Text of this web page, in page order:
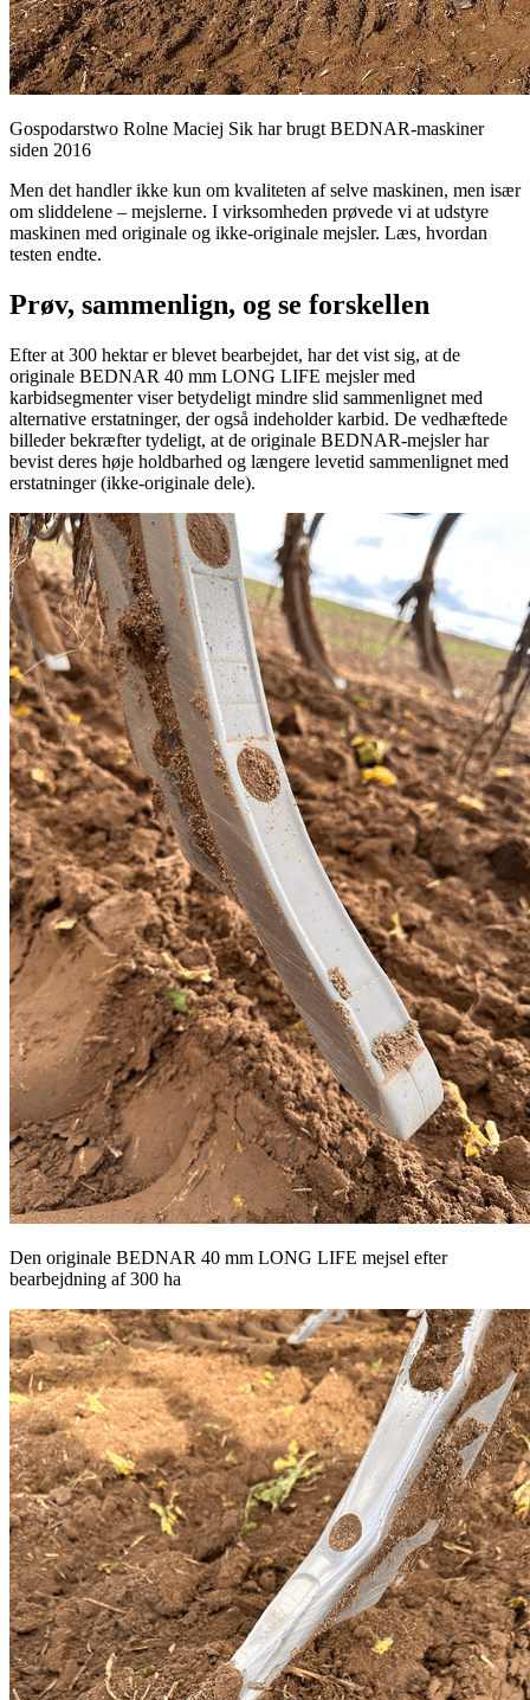
Gospodarstwo Rolne Maciej Sik har brugt BEDNAR-maskiner
siden 2016
Men det handler ikke kun om kvaliteten af selve maskinen, men især
om sliddelene – mejslerne. I virksomheden prøvede vi at udstyre
maskinen med originale og ikke-originale mejsler. Læs, hvordan
testen endte.
Prøv, sammenlign, og se forskellen
Efter at 300 hektar er blevet bearbejdet, har det vist sig, at de
originale BEDNAR 40 mm LONG LIFE mejsler med
karbidsegmenter viser betydeligt mindre slid sammenlignet med
alternative erstatninger, der også indeholder karbid. De vedhæftede
billeder bekræfter tydeligt, at de originale BEDNAR-mejsler har
bevist deres høje holdbarhed og længere levetid sammenlignet med
erstatninger (ikke-originale dele).
Den originale BEDNAR 40 mm LONG LIFE mejsel efter
bearbejdning af 300 ha